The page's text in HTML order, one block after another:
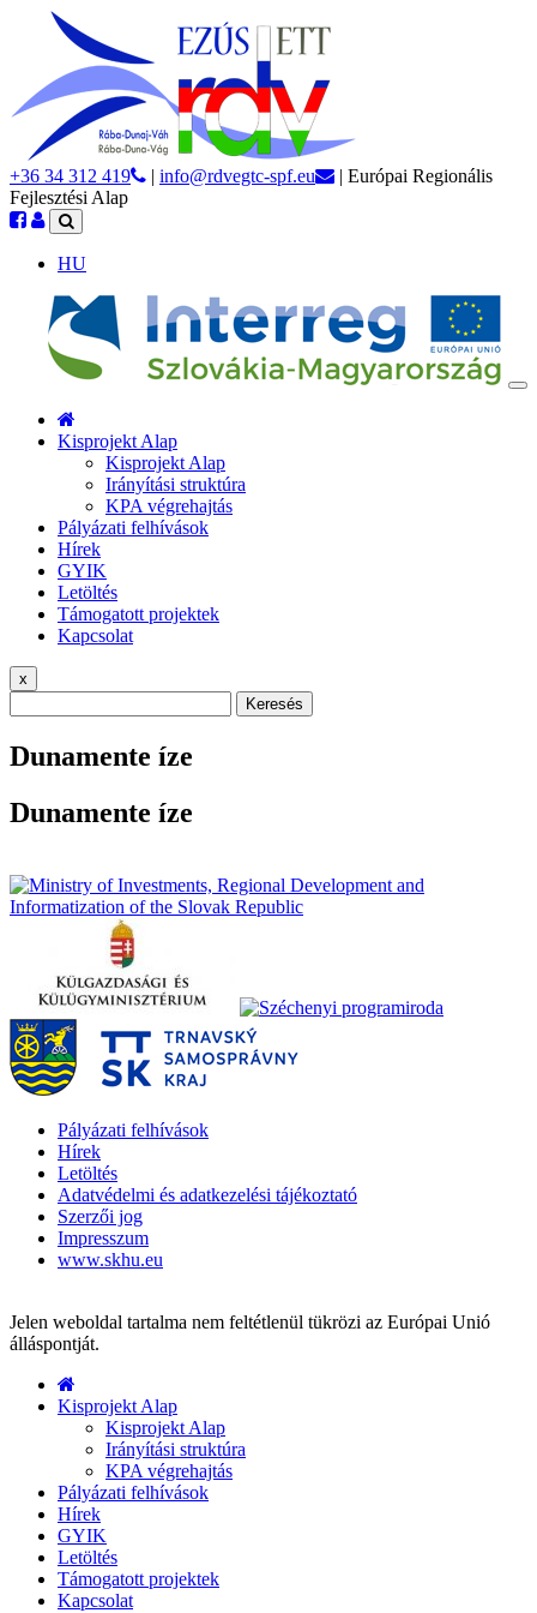
+36 34 312 419 | info@rdvegtc-spf.eu
| Európai Regionális
Fejlesztési Alap
HU
Kisprojekt Alap
Kisprojekt Alap
Irányítási struktúra
KPA végrehajtás
Pályázati felhívások
Hírek
GYIK
Letöltés
Támogatott projektek
Kapcsolat
x
Keresés
Dunamente íze
Dunamente íze
Pályázati felhívások
Hírek
Letöltés
Adatvédelmi és adatkezelési tájékoztató
Szerzői jog
Impresszum
www.skhu.eu
Jelen weboldal tartalma nem feltétlenül tükrözi az Európai Unió
álláspontját.
Kisprojekt Alap
Kisprojekt Alap
Irányítási struktúra
KPA végrehajtás
Pályázati felhívások
Hírek
GYIK
Letöltés
Támogatott projektek
Kapcsolat